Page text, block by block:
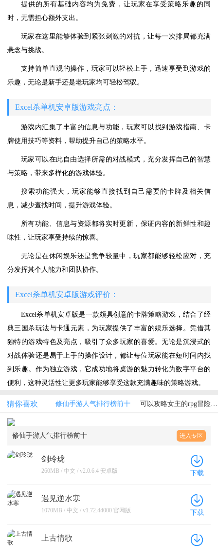
提供的所有基础内容均为免费，让玩家在享受策略乐趣的同
时，无需担心额外支出。
玩家在这里能够体验到紧张刺激的对抗，让每一次排局都充满
悬念与挑战。
支持简单直观的操作，玩家可以轻松上手，迅速享受到游戏的
乐趣，无论是新手还是老玩家均可轻松驾驭。
Excel杀单机安卓版游戏亮点：
游戏内汇集了丰富的信息与功能，玩家可以找到游戏指南、卡
牌使用技巧等资料，帮助提升自己的策略水平。
玩家可以在此自由选择所需的对战模式，充分发挥自己的智慧
与策略，带来多样化的游戏体验。
搜索功能强大，玩家能够直接找到自己需要的卡牌及相关信
息，减少查找时间，提升游戏体验。
所有功能、信息与资源都将实时更新，保证内容的新鲜性和趣
味性，让玩家享受持续的惊喜。
无论是在休闲娱乐还是竞争较量中，玩家都能够轻松应对，充
分发挥其个人能力和团队协作。
Excel杀单机安卓版游戏评价：
Excel杀单机安卓版是一款颇具创意的卡牌策略游戏，结合了经
典三国杀玩法与卡通元素，为玩家提供了丰富的娱乐选择。凭借其
独特的游戏特色及亮点，吸引了众多玩家的喜爱。无论是沉浸式的
对战体验还是易于上手的操作设计，都让每位玩家能在短时间内找
到乐趣。作为独立游戏，它成功地将桌游的魅力转化为数字平台的
便利，这种灵活性让更多玩家能够享受这款充满趣味的策略游戏。
猜你喜欢 修仙手游人气排行榜前十 可以攻略女主的rpg冒险游戏
修仙手游人气排行榜前十 进入专区
剑玲珑
260MB / 中文 / v2.0.6.4 安卓版 下载
遇见逆水寒
1070MB / 中文 / v1.72.44000 官网版 下载
上古情歌